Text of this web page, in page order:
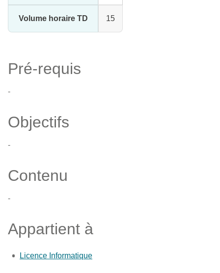
Volume horaire TD 15
Pré-requis
-
Objectifs
-
Contenu
-
Appartient à
Licence Informatique